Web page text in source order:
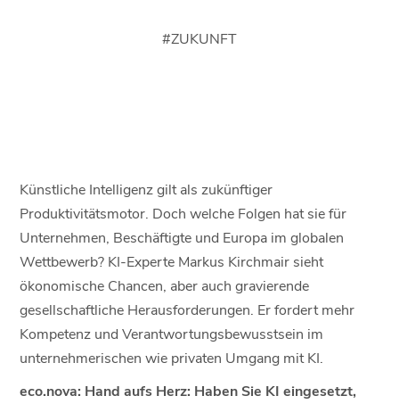
#ZUKUNFT
Künstliche Intelligenz gilt als zukünftiger
Produktivitätsmotor. Doch welche Folgen hat sie für
Unternehmen, Beschäftigte und Europa im globalen
Wettbewerb? KI-Experte Markus Kirchmair sieht
ökonomische Chancen, aber auch gravierende
gesellschaftliche Herausforderungen. Er fordert mehr
Kompetenz und Verantwortungsbewusstsein im
unternehmerischen wie privaten Umgang mit KI.
eco.nova: Hand aufs Herz: Haben Sie KI eingesetzt,